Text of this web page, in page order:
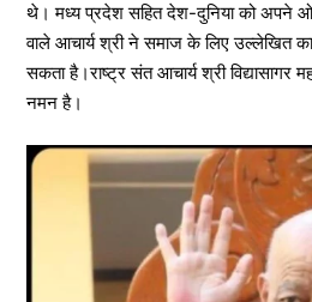
थे। मध्य प्रदेश सहित देश-दुनिया को अपने
वाले आचार्य श्री ने समाज के लिए उल्लेखित
सकता है।राष्ट्र संत आचार्य श्री विद्यासागर
नमन है।